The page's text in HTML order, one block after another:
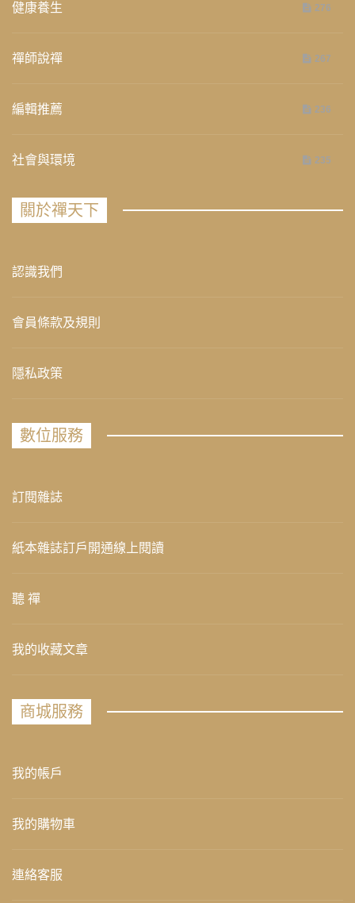
健康養生 276
禪師說禪 267
編輯推薦 236
社會與環境 235
關於禪天下
認識我們
會員條款及規則
隱私政策
數位服務
訂閱雜誌
紙本雜誌訂戶開通線上閱讀
聽 禪
我的收藏文章
商城服務
我的帳戶
我的購物車
連絡客服